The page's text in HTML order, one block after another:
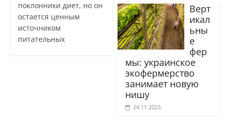
поклонники диет, но он
остается ценным
источником
питательных
Верт
икал
ьны
е
фер
мы: украинское
экофермерство
занимает новую
нишу
24.11.2023